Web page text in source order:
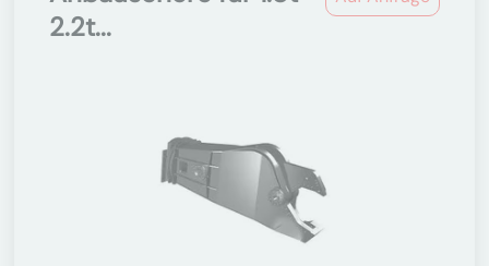
2.2t...